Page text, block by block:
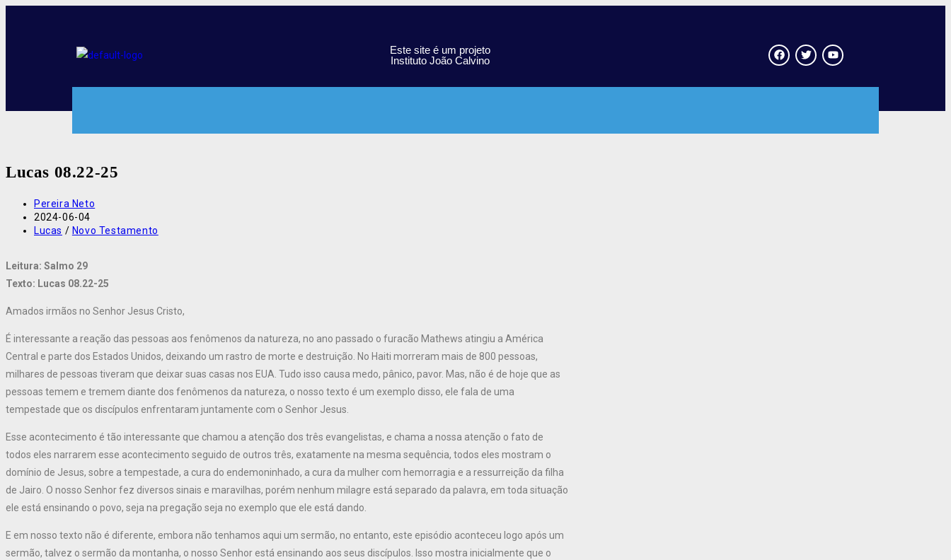
Este site é um projeto
Instituto João Calvino
Lucas 08.22-25
Pereira Neto
2024-06-04
Lucas / Novo Testamento
Leitura: Salmo 29
Texto: Lucas 08.22-25
Amados irmãos no Senhor Jesus Cristo,
É interessante a reação das pessoas aos fenômenos da natureza, no ano passado o furacão Mathews atingiu a América
Central e parte dos Estados Unidos, deixando um rastro de morte e destruição. No Haiti morreram mais de 800 pessoas,
milhares de pessoas tiveram que deixar suas casas nos EUA. Tudo isso causa medo, pânico, pavor. Mas, não é de hoje que as
pessoas temem e tremem diante dos fenômenos da natureza, o nosso texto é um exemplo disso, ele fala de uma
tempestade que os discípulos enfrentaram juntamente com o Senhor Jesus.
Esse acontecimento é tão interessante que chamou a atenção dos três evangelistas, e chama a nossa atenção o fato de
todos eles narrarem esse acontecimento seguido de outros três, exatamente na mesma sequência, todos eles mostram o
domínio de Jesus, sobre a tempestade, a cura do endemoninhado, a cura da mulher com hemorragia e a ressurreição da filha
de Jairo. O nosso Senhor fez diversos sinais e maravilhas, porém nenhum milagre está separado da palavra, em toda situação
ele está ensinando o povo, seja na pregação seja no exemplo que ele está dando.
E em nosso texto não é diferente, embora não tenhamos aqui um sermão, no entanto, este episódio aconteceu logo após um
sermão, talvez o sermão da montanha, o nosso Senhor está ensinando aos seus discípulos. Isso mostra inicialmente que o